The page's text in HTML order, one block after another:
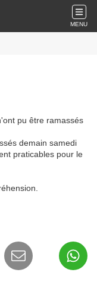
MENU
pu être ramassés
demain samedi
praticables pour le